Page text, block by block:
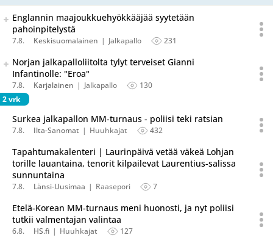
Seuraava uutinen on julkaistu useassa eri lähteessä.
Listaa uutisen kaikki versiot
Englannin maajoukkuehyökkääjää syytetään
pahoinpitelystä
7.8. Keskisuomalainen Jalkapallo 231
Seuraava uutinen on julkaistu useassa eri lähteessä.
Listaa uutisen kaikki versiot
Norjan jalkapalloliitolta tylyt terveiset Gianni
Infantinolle: "Eroa"
7.8. Karjalainen Jalkapallo
130
2 vrk
Surkea jalkapallon MM-turnaus - poliisi teki ratsian
7.8. Ilta-Sanomat Huuhkajat 432
Tapahtumakalenteri | Laurinpäivä vetää väkeä Lohjan
torille lauantaina, tenorit kilpailevat Laurentius-salissa
sunnuntaina
7.8. Länsi-Uusimaa Raasepori 7
Etelä-Korean MM-turnaus meni huonosti, ja nyt poliisi
tutkii valmentajan valintaa
6.8. HS.fi Huuhkajat 127